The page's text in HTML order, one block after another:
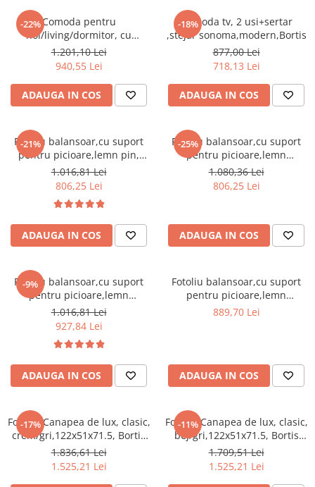
-22%Comoda pentru
hol/living/dormitor, cu
sertare, stejar
sonoma,123x85x34 cm,Bortis
Impex
1.201,10 Lei
940,55 Lei
ADAUGA IN COS
-18%
Comoda tv, 2 usi+sertar
,stejar sonoma,modern,Bortis
877,00 Lei
718,13 Lei
ADAUGA IN COS
-21%
Fotoliu balansoar,cu suport
pentru picioare,lemn pin,
stofa/textil alb/crem ,cu
perna,Bortis
1.016,81 Lei
806,25 Lei
ADAUGA IN COS
-25%
Fotoliu balansoar,cu suport
pentru picioare,lemn
mesteacan maro, stofa/textil
maro ,cu perna,Bortis
1.080,36 Lei
806,25 Lei
ADAUGA IN COS
-9%
Fotoliu balansoar,cu suport
pentru picioare,lemn
mesteacan, stofa/textil gri ,cu
perna,Bortis
1.016,81 Lei
927,84 Lei
ADAUGA IN COS
Fotoliu balansoar,cu suport
pentru picioare,lemn
mesteacan, stofa/textil maro
889,70 Lei
ADAUGA IN COS
-17%
Fotoliu/Canapea de lux, clasic,
crem/gri,122x51x71.5, Bortis
Impex
1.836,61 Lei
1.525,21 Lei
-11%
Fotoliu/Canapea de lux, clasic,
bej/gri,122x51x71.5, Bortis
Impex
1.709,51 Lei
1.525,21 Lei